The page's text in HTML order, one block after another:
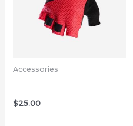
Accessories
$25.00